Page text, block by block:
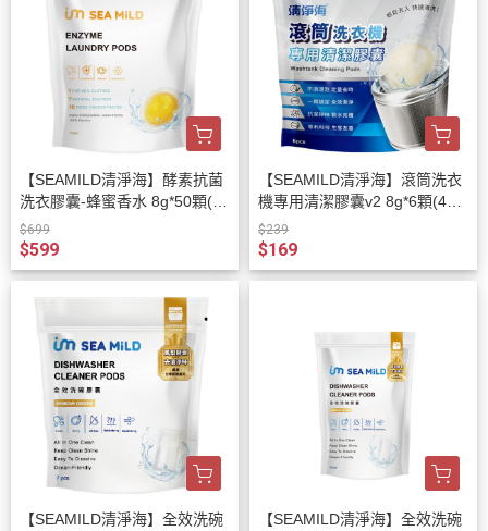
【SEAMILD清淨海】酵素抗菌
洗衣膠囊-蜂蜜香水 8g*50顆(40
0g)
$699
$599
【SEAMILD清淨海】滾筒洗衣
機專用清潔膠囊v2 8g*6顆(48
g)/袋
$239
$169
【SEAMILD清淨海】全效洗碗
【SEAMILD清淨海】全效洗碗